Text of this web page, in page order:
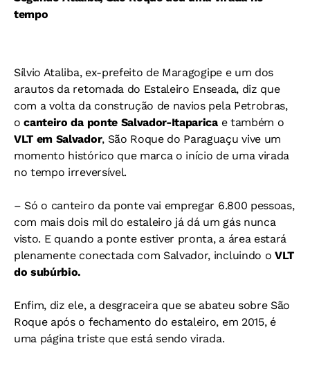
tempo
Sílvio Ataliba, ex-prefeito de Maragogipe e um dos
arautos da retomada do Estaleiro Enseada, diz que
com a volta da construção de navios pela Petrobras,
ocanteiro da ponte Salvador-Itaparicae também o
VLT em Salvador, São Roque do Paraguaçu vive um
momento histórico que marca o início de uma virada
no tempo irreversível.
– Só o canteiro da ponte vai empregar 6.800 pessoas,
com mais dois mil do estaleiro já dá um gás nunca
visto. E quando a ponte estiver pronta, a área estará
plenamente conectada com Salvador, incluindo o VLT
do subúrbio.
Enfim, diz ele, a desgraceira que se abateu sobre São
Roque após o fechamento do estaleiro, em 2015, é
uma página triste que está sendo virada.